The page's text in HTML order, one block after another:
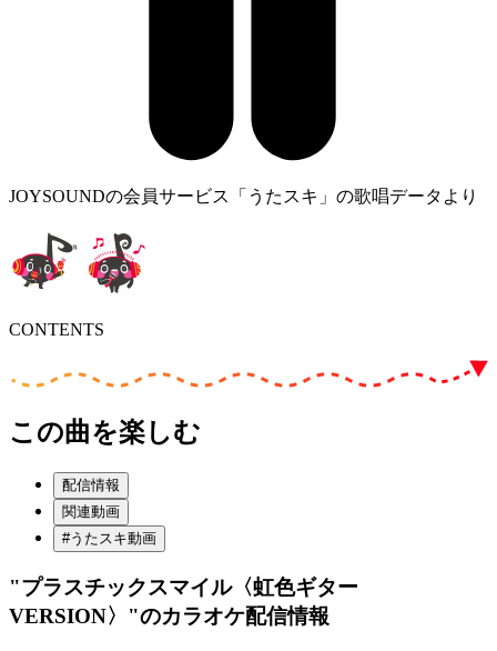
JOYSOUNDの会員サービス「うたスキ」の歌唱データより
CONTENTS
この曲を楽しむ
配信情報
関連動画
#うたスキ動画
"プラスチックスマイル〈虹色ギター
VERSION〉"のカラオケ配信情報